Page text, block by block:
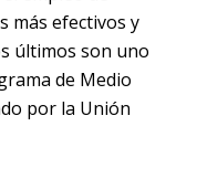
más efectivos y
últimos son uno
de Medio
por la Unión